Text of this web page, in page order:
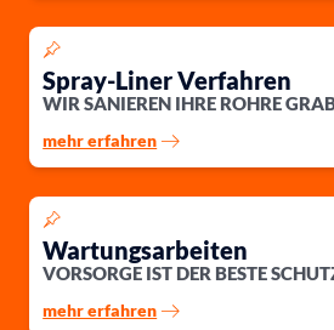
Spray-Liner Verfahren
WIR SANIEREN IHRE ROHRE
mehr erfahren
Wartungsarbeiten
VORSORGE IST DER BESTE
mehr erfahren